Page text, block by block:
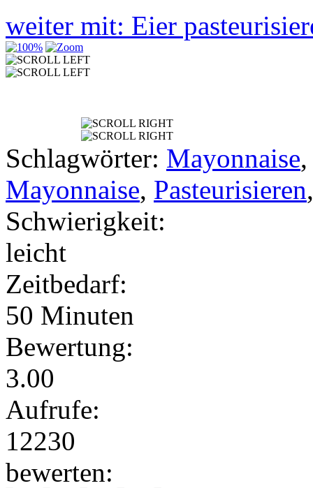
weiter mit: Eier
Schlagwörter: Mayonnaise
Mayonnaise, Pasteurisieren,
Schwierigkeit:
leicht
Zeitbedarf:
50 Minuten
Bewertung:
3.00
Aufrufe:
12230
bewerten: